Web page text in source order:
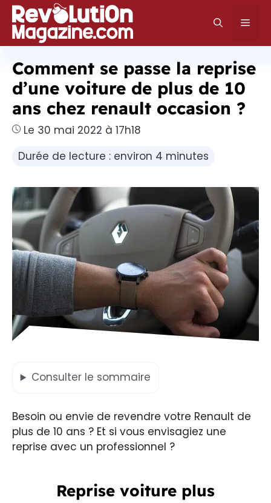
Aller
au
contenu
Comment se passe la reprise
d’une voiture de plus de 10
ans chez renault occasion ?
Le 30 mai 2022 à 17h18
Durée de lecture : environ 4 minutes
Consulter le sommaire
Besoin ou envie de revendre votre Renault de
plus de 10 ans ? Et si vous envisagiez une
reprise avec un professionnel ?
Reprise voiture plus